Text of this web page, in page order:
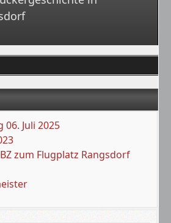
Juli 2025
zum Flugplatz Rangsdorf